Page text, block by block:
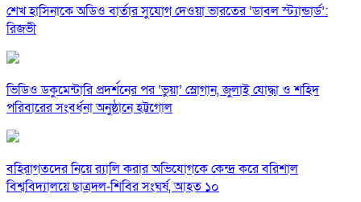
শেখ হাসিনাকে অডিও বার্তার সুযোগ দেওয়া ভারতের ‘ডাবল স্ট্যান্ডার্ড’:
রিজভী
ভিডিও ডকুমেন্টারি প্রদর্শনের পর ‘ভুয়া’ স্লোগান, জুলাই যোদ্ধা ও শহিদ
পরিবারের সংবর্ধনা অনুষ্ঠানে হট্টগোল
বহিরাগতদের নিয়ে র‍্যালি করার অভিযোগকে কেন্দ্র করে বরিশাল
বিশ্ববিদ্যালয়ে ছাত্রদল-শিবির সংঘর্ষ, আহত ১০